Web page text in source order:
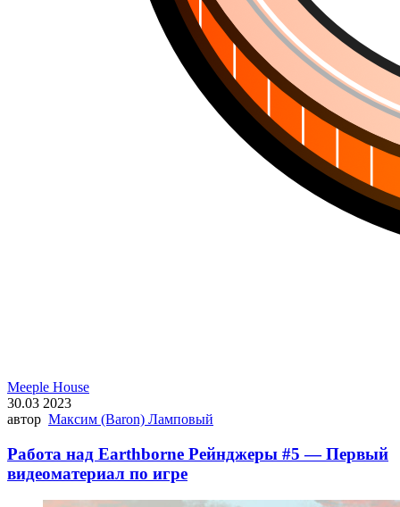
Meeple House
30.03 2023
автор Максим (Baron) Ламповый
Работа над Earthborne Рейнджеры #5 — Первый
видеоматериал по игре